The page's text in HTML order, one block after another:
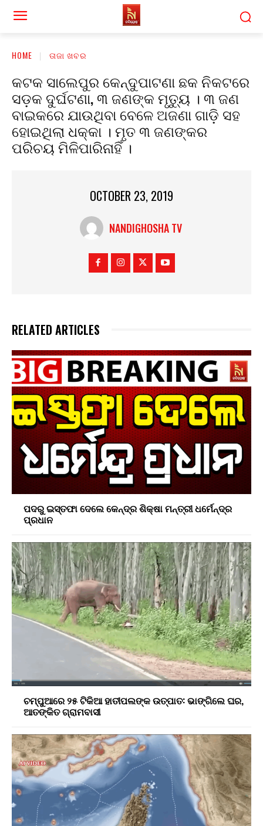
HOME ତାଜା ଖବର
କଟକ ସାଲେପୁର କେନ୍ଦୁପାଟଣା ଛକ ନିକଟରେ
ସଡ଼କ ଦୁର୍ଘଟଣା, ୩ ଜଣଙ୍କ ମୃତ୍ୟୁ । ୩ ଜଣ
ବାଇକରେ ଯାଉଥିବା ବେଳେ ଅଜଣା ଗାଡ଼ି ସହ
ହୋଇଥିଲା ଧକ୍କା । ମୃତ ୩ ଜଣଙ୍କର
ପରିଚୟ ମିଳିପାରିନାହିଁ ।
OCTOBER 23, 2019
NANDIGHOSHA TV
RELATED ARTICLES
ପଦରୁ ଇସ୍ତଫା ଦେଲେ କେନ୍ଦ୍ର ଶିକ୍ଷା ମନ୍ତ୍ରୀ ଧର୍ମେନ୍ଦ୍ର
ପ୍ରଧାନ
ଚମ୍ପୁଆରେ ୨୫ ଟିକିଆ ହାତୀପଲଙ୍କ ଉତ୍ପାତ: ଭାଙ୍ଗିଲେ ଘର,
ଆତଙ୍କିତ ଗ୍ରାମବାସୀ